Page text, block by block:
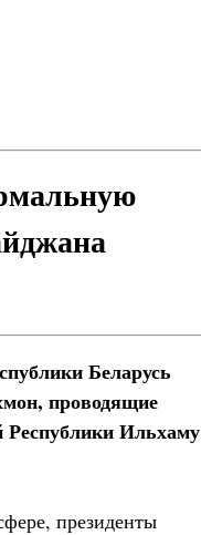
Беларусь
проводящие
Республики Ильхаму
президенты